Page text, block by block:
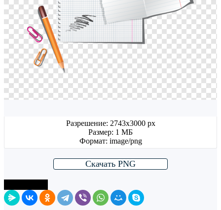
Разрешение: 2743x3000 px
Размер: 1 МБ
Формат: image/png
Скачать PNG